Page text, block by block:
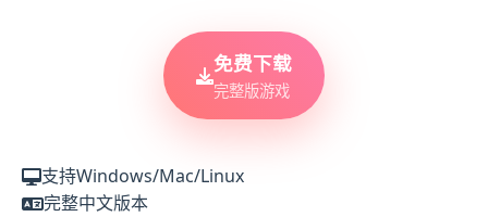
免费下载
完整版游戏
支持Windows/Mac/Linux
完整中文版本